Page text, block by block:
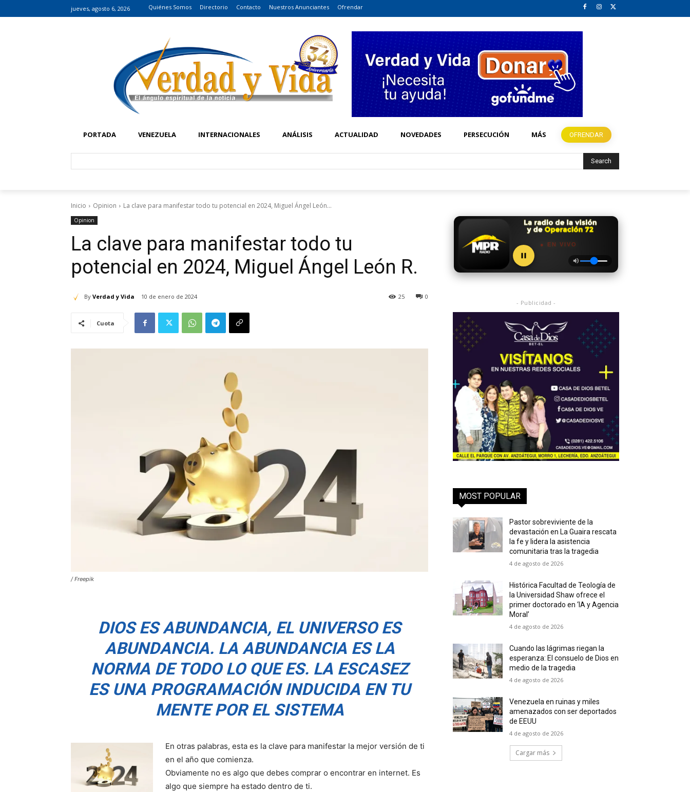
jueves, agosto 6, 2026 Quiénes Somos Directorio Contacto Nuestros Anunciantes Ofrendar
PORTADA VENEZUELA INTERNACIONALES ANÁLISIS ACTUALIDAD NOVEDADES PERSECUCIÓN MÁS OFRENDAR
Search
Inicio Opinion La clave para manifestar todo tu potencial en 2024, Miguel Ángel León...
Opinion
La clave para manifestar todo tu
potencial en 2024, Miguel Ángel León R.
By Verdad y Vida 10 de enero de 2024 0
25
Cuota
/ Freepik
DIOS ES ABUNDANCIA, EL UNIVERSO ES
ABUNDANCIA. LA ABUNDANCIA ES LA
NORMA DE TODO LO QUE ES. LA ESCASEZ
ES UNA PROGRAMACIÓN INDUCIDA EN TU
MENTE POR EL SISTEMA
En otras palabras, esta es la clave para manifestar la mejor versión de ti
en el año que comienza.
Obviamente no es algo que debes comprar o encontrar en internet. Es
algo que siempre ha estado dentro de ti.
● EN VIVO
- Publicidad -
MOST POPULAR
Pastor sobreviviente de la
devastación en La Guaira rescata
la fe y lidera la asistencia
comunitaria tras la tragedia
4 de agosto de 2026
Histórica Facultad de Teología de
la Universidad Shaw ofrece el
primer doctorado en ‘IA y Agencia
Moral’
4 de agosto de 2026
Cuando las lágrimas riegan la
esperanza: El consuelo de Dios en
medio de la tragedia
4 de agosto de 2026
Venezuela en ruinas y miles
amenazados con ser deportados
de EEUU
4 de agosto de 2026
Cargar más